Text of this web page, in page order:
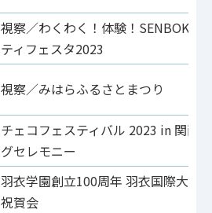
視察／わくわく！体験！SENBOKU
ティフェスタ2023
視察／みはらふるさとまつり
チェコフェスティバル 2023 in 関西
グセレモニー
羽衣学園創立100周年 羽衣国際大学
祝賀会